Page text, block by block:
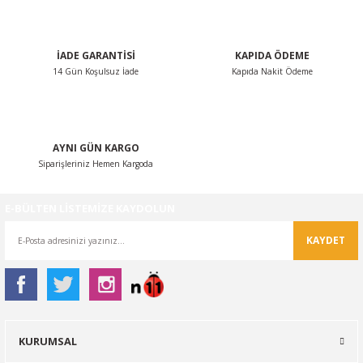
İADE GARANTİSİ
14 Gün Koşulsuz İade
KAPIDA ÖDEME
Kapıda Nakit Ödeme
AYNI GÜN KARGO
Siparişleriniz Hemen Kargoda
KAYDET
KURUMSAL